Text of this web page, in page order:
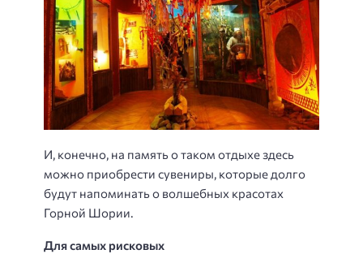
И, конечно, на память о таком отдыхе здесь
можно приобрести сувениры, которые долго
будут напоминать о волшебных красотах
Горной Шории.
Для самых рисковых